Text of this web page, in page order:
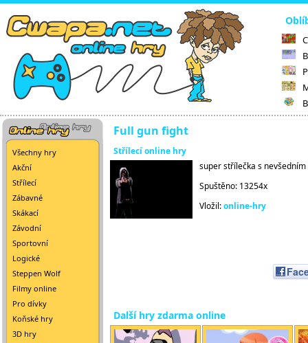
Všechny hry
Akční
Střílecí
Zábavné
Skákací
Závodní
Sportovní
Logické
Steppen Wolf
Filmy online
Pro dívky
Koňské hry
3D hry
Full gun fight
Střílecí online hry
super střílečka s
Spuštěno: 13254x
Vložil:online-hry
Další hry zdarma online